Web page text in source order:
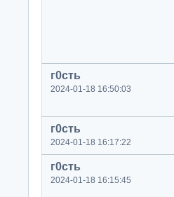
г0cть
2024-01-18 16:50:03
г0cть
2024-01-18 16:17:22
г0cть
2024-01-18 16:15:45